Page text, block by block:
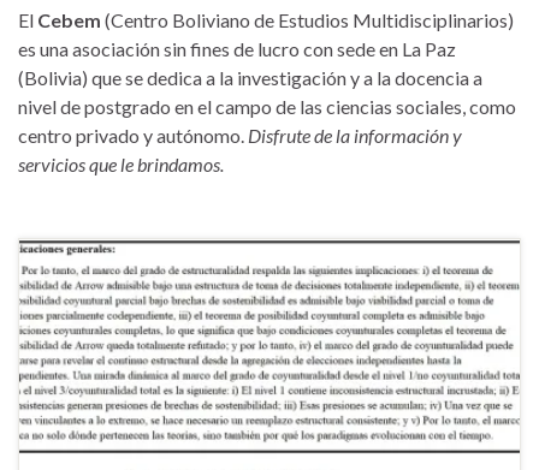
El Cebem (Centro Boliviano de Estudios Multidisciplinarios)
es una asociación sin fines de lucro con sede en La Paz
(Bolivia) que se dedica a la investigación y a la docencia a
nivel de postgrado en el campo de las ciencias sociales, como
centro privado y autónomo. Disfrute de la información y
servicios que le brindamos.